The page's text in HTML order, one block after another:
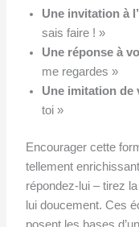
Une invitation à
sais faire ! »
Une réponse à
me regardes »
Une imitation de
toi »
Encourager cette
tellement
répondez-lui – tirez
lui doucement. Ces